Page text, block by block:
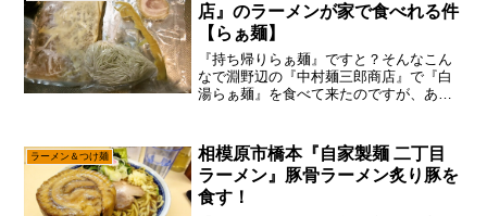
店』のラーメンが家で食べれる件
【らぁ麺】
『持ち帰りらぁ麺』ですと？そんなこん
なで淵野辺の『中村麺三郎商店』で『白
湯らぁ麺』を食べて来たのですが、あえ
訳ですよ。ちなみに今現在は『醤油らぁ
麺』と『白湯らぁ麺』（ど...
ラーメン＆つけ麺
相模原市橋本『自家製麺 二丁目
ラーメン』豚骨ラーメン炙り豚を
食す！